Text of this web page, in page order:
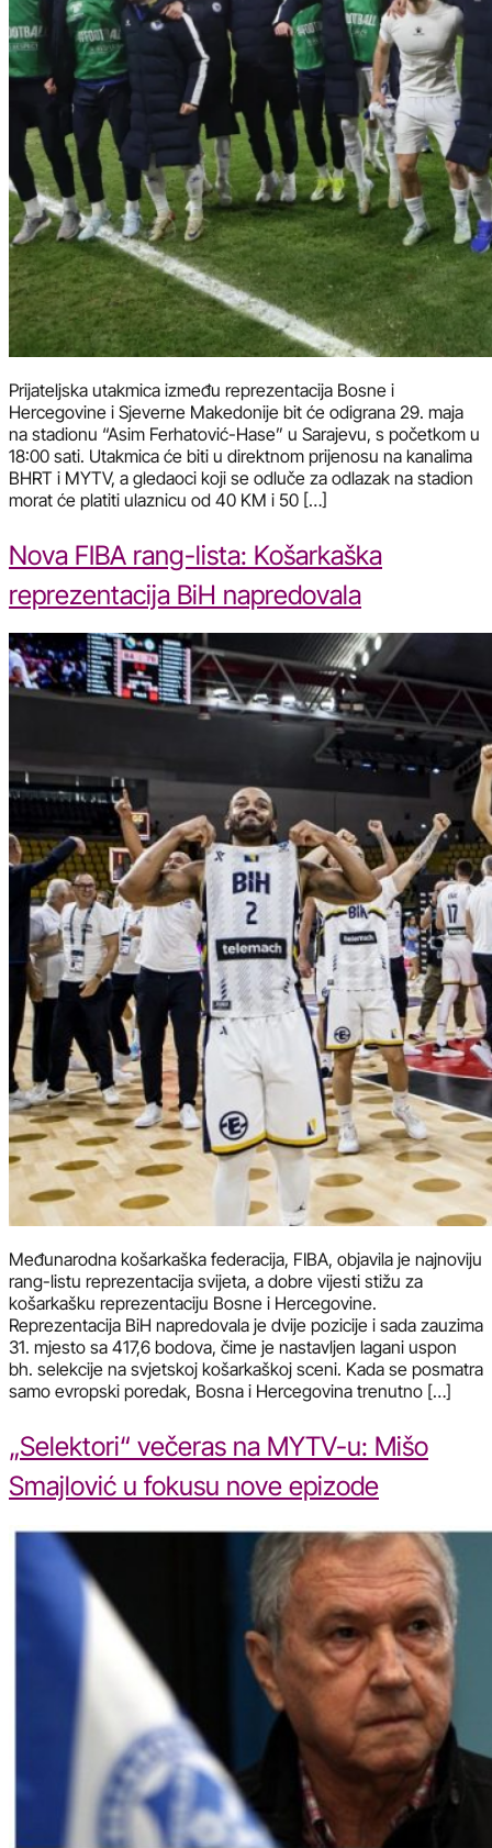
Prijateljska utakmica između reprezentacija Bosne i
Hercegovine i Sjeverne Makedonije bit će odigrana 29. maja
na stadionu “Asim Ferhatović-Hase” u Sarajevu, s početkom u
18:00 sati. Utakmica će biti u direktnom prijenosu na kanalima
BHRT i MYTV, a gledaoci koji se odluče za odlazak na stadion
morat će platiti ulaznicu od 40 KM i 50 […]
Nova FIBA rang-lista: Košarkaška
reprezentacija BiH napredovala
Međunarodna košarkaška federacija, FIBA, objavila je najnoviju
rang-listu reprezentacija svijeta, a dobre vijesti stižu za
košarkašku reprezentaciju Bosne i Hercegovine.
Reprezentacija BiH napredovala je dvije pozicije i sada zauzima
31. mjesto sa 417,6 bodova, čime je nastavljen lagani uspon
bh. selekcije na svjetskoj košarkaškoj sceni. Kada se posmatra
samo evropski poredak, Bosna i Hercegovina trenutno […]
„Selektori“ večeras na MYTV-u: Mišo
Smajlović u fokusu nove epizode